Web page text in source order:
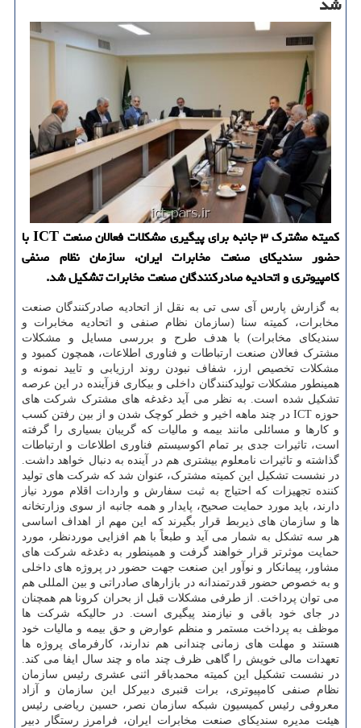
كمیته مشترك ۳ جانبه برای پیگیری مشكلات فعالان صنعت ICT با
حضور سندیكای صنعت مخابرات ایران، سازمان نظام صنفی
كامپیوتری و اتحادیه صادركنندگان صنعت مخابرات تشكیل شد.
به گزارش پارس آی سی تی به نقل از اتحادیه صادرکنندگان صنعت
مخابرات، کمیته سنا (سازمان نظام صنفی و اتحادیه مخابرات و
سندیکای مخابرات) با هدف طرح و بررسی مسایل و مشکلات
مشترک فعالان صنعت ارتباطات و فناوری اطلاعات، همچون کمبود و
مشکلات تخصیص ارز، شفاف نبودن روند ارزیابی و تایید نمونه و
همینطور مشکلات تولیدکنندگان داخلی و بیکاری فزآینده در این عرصه
تشکیل شده است. به نظر می آید دغدغه های مشترک شرکت های
حوزه ICT در چند ماهه اخیر و خطر کوچک شدن و از بین رفتن کسب
و کارها و مسائلی مانند بیمه و مالیات که گریبان بسیاری را گرفته
است، تاثیرات جدی بر تمام اکوسیستم فناوری اطلاعات و ارتباطات
گذاشته و تاثیرات نامعلوم بیشتری هم در آینده به دنبال خواهد داشت.
در نشست تشکیل این کمیته مشترک، عنوان شد که شرکت های تولید
کننده تجهیزات که احتیاج به ثبت سفارش و واردات اقلام مورد نیاز
دارند، باید مورد حمایت صحیح، پایدار و همه جانبه از سوی وزارتخانه
ها و سازمان های ذیربط قرار بگیرند که این مهم از اهداف اساسی
هر سه تشکل به شمار می آید و طبعاً با هم افزایی موردنظر، مورد
حمایت موثرتر قرار خواهند گرفت و همینطور به دغدغه شرکت های
مشاور، پیمانکار و نوآور این صنعت جهت حضور در پروژه های داخلی
و به خصوص حضور قدرتمندانه در بازارهای صادراتی و بین المللی هم
می توان پرداخت. از طرفی مشکلات قبل از بحران کرونا هم همچنان
در جای خود باقی و نیازمند پیگیری است. در حالیکه شرکت ها
موظف به پرداخت مستمر و منظم عوارض و حق بیمه و مالیات خود
هستند و مهلت های زمانی چندانی هم ندارند، کارفرمای پروژه ها
تعهدات مالی خویش را گاهی ظرف چند ماه و چند سال ایفا می کند.
در نشست تشکیل این کمیته محمدباقر اثنی عشری رئیس سازمان
نظام صنفی کامپیوتری، برات قنبری دبیرکل این سازمان و آزاد
معروفی رئیس کمیسیون شبکه سازمان نصر، حسین ریاضی رئیس
هیئت مدیره سندیکای صنعت مخابرات ایران، فرامرز رستگار دبیر